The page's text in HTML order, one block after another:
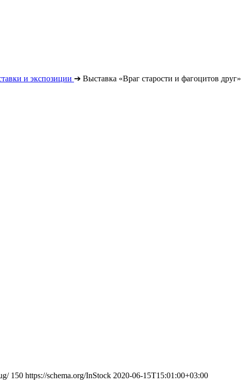
и экспозиции ➔ Выставка «Враг старости и фагоцитов друг»
150 https://schema.org/InStock 2020-06-15T15:01:00+03:00